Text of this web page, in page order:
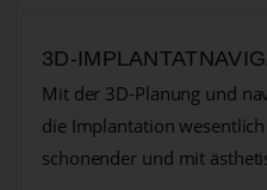
3D-
Mit der 3D-Planung und
die Implantation
schonender und mit